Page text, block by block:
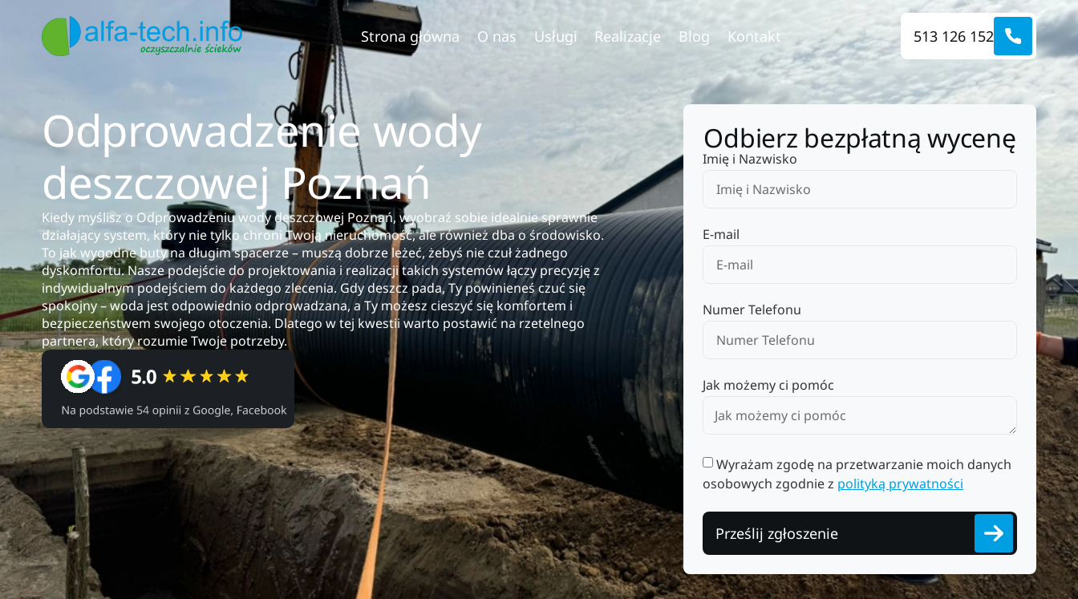
Strona główna O nas Usługi Realizacje Blog Kontakt 513 126 152
Odprowadzenie wody
deszczowej Poznań
Kiedy myślisz o Odprowadzeniu wody deszczowej Poznań, wyobraź sobie idealnie sprawnie
działający system, który nie tylko chroni Twoją nieruchomość, ale również dba o środowisko.
To jak wygodne buty na długim spacerze – muszą dobrze leżeć, żebyś nie czuł żadnego
dyskomfortu. Nasze podejście do projektowania i realizacji takich systemów łączy precyzję z
indywidualnym podejściem do każdego zlecenia. Gdy deszcz pada, Ty powinieneś czuć się
spokojny – woda jest odpowiednio odprowadzana, a Ty możesz cieszyć się komfortem i
bezpieczeństwem swojego otoczenia. Dlatego w tej kwestii warto postawić na rzetelnego
partnera, który rozumie Twoje potrzeby.
Odbierz bezpłatną wycenę
Imię i Nazwisko
E-mail
Numer Telefonu
Jak możemy ci pomóc
Wyrażam zgodę na przetwarzanie moich danych
osobowych zgodnie z polityką prywatności
Prześlij zgłoszenie